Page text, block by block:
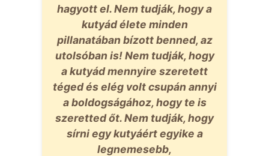
hagyott el. Nem tudják, hogy a
kutyád élete minden
pillanatában bízott benned, az
utolsóban is! Nem tudják, hogy
a kutyád mennyire szeretett
téged és elég volt csupán annyi
a boldogságához, hogy te is
szeretted őt. Nem tudják, hogy
sírni egy kutyáért egyike a
legnemesebb,